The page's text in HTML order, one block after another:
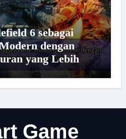
6 sebagai
dengan
yang Lebih
Game